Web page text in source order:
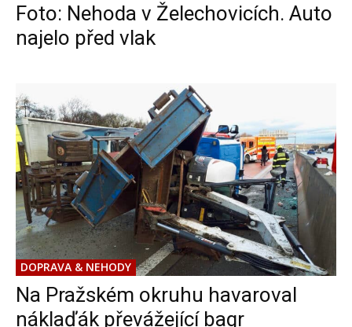
Foto: Nehoda v Želechovicích. Auto
najelo před vlak
DOPRAVA & NEHODY
Na Pražském okruhu havaroval
náklaďák převážející bagr